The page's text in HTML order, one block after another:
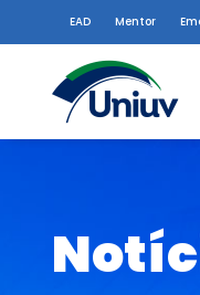
EAD Mentor